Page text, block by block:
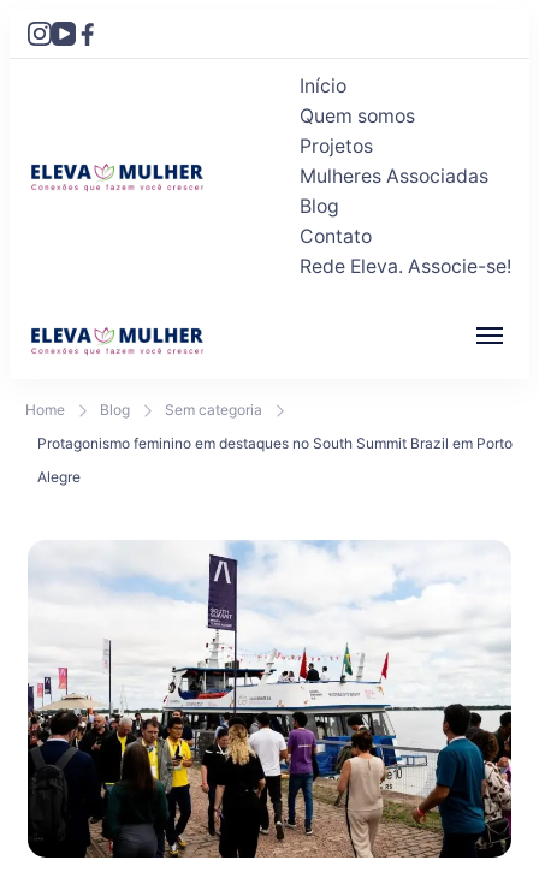
Eleva Mulher
Conexões que fazem você crescer
Início
Quem somos
Projetos
Mulheres Associadas
Blog
Contato
Rede Eleva. Associe-se!
Home Blog
Sem categoria
Protagonismo feminino em destaques no South Summit Brazil em Porto
Alegre